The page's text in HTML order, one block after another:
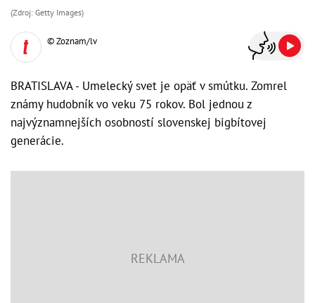
(Zdroj: Getty Images)
© Zoznam/lv
BRATISLAVA - Umelecký svet je opäť v smútku. Zomrel
známy hudobník vo veku 75 rokov. Bol jednou z
najvýznamnejších osobností slovenskej bigbítovej
generácie.